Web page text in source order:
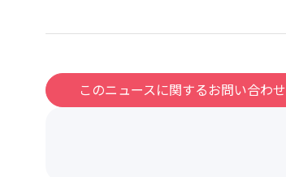
このニュースに関するお問い合わせ